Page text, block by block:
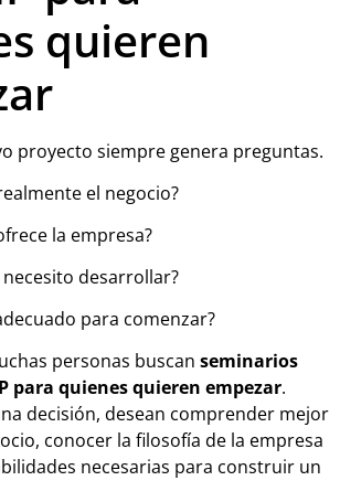
quieren
proyecto siempre genera preguntas.
el negocio?
la empresa?
desarrollar?
para comenzar?
personas buscan seminarios
para quienes quieren empezar.
decisión, desean comprender mejor
conocer la filosofía de la empresa
necesarias para construir un